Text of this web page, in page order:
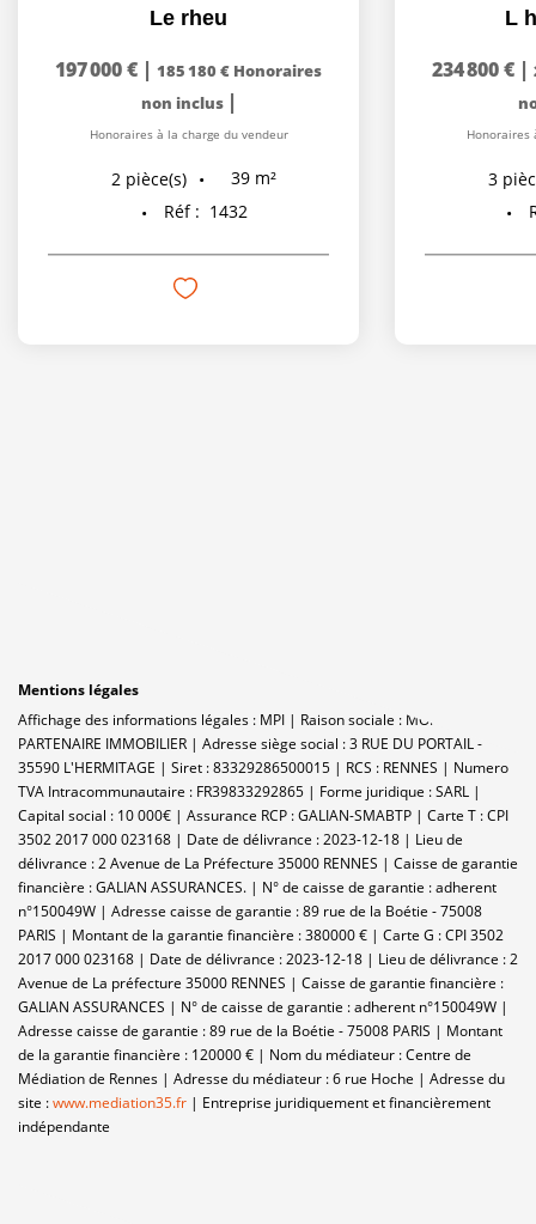
Le rheu
197 000 € | 185 180 € Honoraires
non inclus |
Honoraires à la charge du vendeur
2 pièce(s) 39 m²
Réf : 1432
L
234 800 € |
Honoraires
3
Mentions légales
Affichage des informations légales : MPI | Raison sociale : MON
PARTENAIRE IMMOBILIER | Adresse siège social : 3 RUE DU PORTAIL -
35590 L'HERMITAGE | Siret : 83329286500015 | RCS : RENNES | Numero
TVA Intracommunautaire : FR39833292865 | Forme juridique : SARL |
Capital social : 10 000€ | Assurance RCP : GALIAN-SMABTP | Carte T : CPI
3502 2017 000 023168 | Date de délivrance : 2023-12-18 | Lieu de
délivrance : 2 Avenue de La Préfecture 35000 RENNES | Caisse de garantie
financière : GALIAN ASSURANCES. | N° de caisse de garantie : adherent
n°150049W | Adresse caisse de garantie : 89 rue de la Boétie - 75008
PARIS | Montant de la garantie financière : 380000 € | Carte G : CPI 3502
2017 000 023168 | Date de délivrance : 2023-12-18 | Lieu de délivrance : 2
Avenue de La préfecture 35000 RENNES | Caisse de garantie financière :
GALIAN ASSURANCES | N° de caisse de garantie : adherent n°150049W |
Adresse caisse de garantie : 89 rue de la Boétie - 75008 PARIS | Montant
de la garantie financière : 120000 € | Nom du médiateur : Centre de
Médiation de Rennes | Adresse du médiateur : 6 rue Hoche | Adresse du
site :www.mediation35.fr | Entreprise juridiquement et financièrement
indépendante